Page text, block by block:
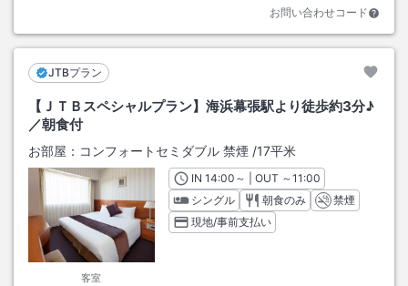
お問い合わせコード
JTBプラン
【ＪＴＢスペシャルプラン】海浜幕張駅より徒歩約3分♪
／朝食付
お部屋： コンフォートセミダブル 禁煙 /17平米
客室
INチェックイン
14:00 ～ | OUT チェックアウト
～11:00
シングル
朝食のみ
禁煙
現地/事前支払い